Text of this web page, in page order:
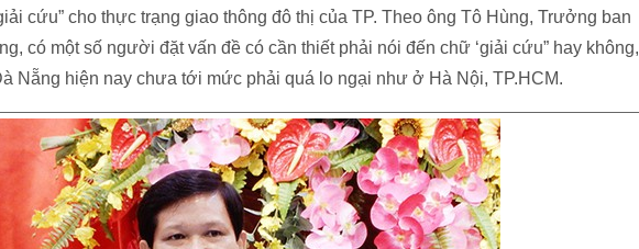
cứu” cho thực trạng giao thông đô thị của TP. Theo ông Tô Hùng, Trưởng ban
có một số người đặt vấn đề có cần thiết phải nói đến chữ ‘giải cứu” hay không,
Nẵng hiện nay chưa tới mức phải quá lo ngại như ở Hà Nội, TP.HCM.